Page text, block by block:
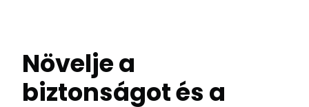
Növelje a
biztonságot és a